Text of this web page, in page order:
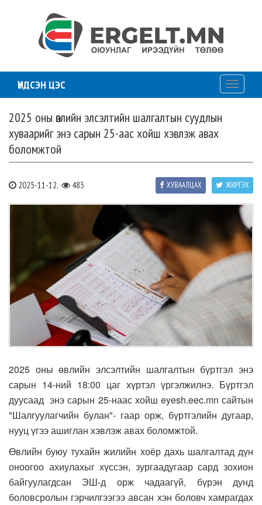
ҮНДСЭН ЦЭС
Toggle
2025 оны өвлийн элсэлтийн шалгалтын суудлын
хуваарийг энэ сарын 25-аас хойш хэвлэж авах
боломжтой
2025-11-12, 483 ЖИРГЭХ
ХУВААЛЦАХ
2025 оны өвлийн элсэлтийн шалгалтын бүртгэл энэ
сарын 14-ний 18:00 цаг хүртэл үргэлжилнэ. Бүртгэл
дуусаад энэ сарын 25-наас хойш eyesh.eec.mn сайтын
"Шалгуулагчийн булан"- гаар орж, бүртгэлийн дугаар,
нууц үгээ ашиглан хэвлэж авах боломжтой.
Өвлийн буюу тухайн жилийн хоёр дахь шалгалтад дүн
оноогоо ахиулахыг хүссэн, зургаадугаар сард зохион
байгуулагдсан ЭШ-д орж чадаагүй, бүрэн дунд
боловсролын гэрчилгээгээ авсан хэн боловч хамрагдах